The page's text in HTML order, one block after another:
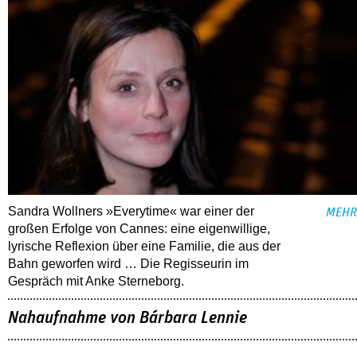
Sandra Wollners »Everytime« war einer der
großen Erfolge von Cannes: eine eigenwillige,
lyrische Reflexion über eine ­Familie, die aus der
Bahn geworfen wird … Die Regisseurin im
Gespräch mit Anke Sterneborg.
MEHR
Nahaufnahme von Bárbara Lennie